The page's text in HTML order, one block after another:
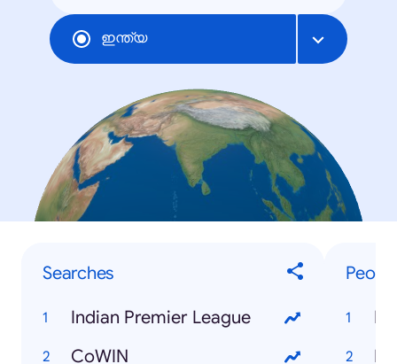
ഇന്ത്യ
Searches
Indian Premier League
CoWIN